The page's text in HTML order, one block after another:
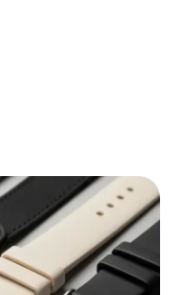
bandjes Samsung
Wij hebben 8
en de